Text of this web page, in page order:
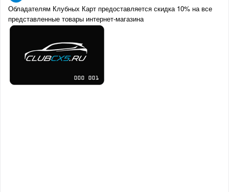
Обладателям Клубных Карт предоставляется скидка 10% на все
представленные товары интернет-магазина